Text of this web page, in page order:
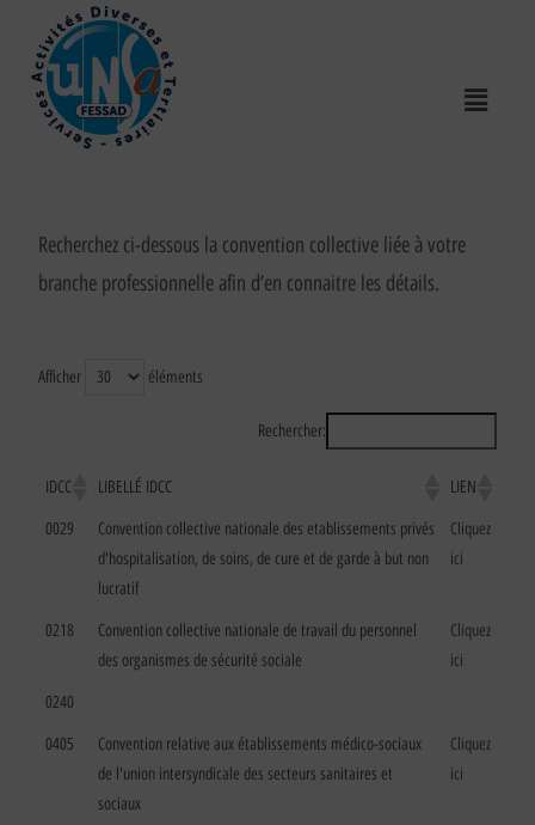
Recherchez ci-dessous la convention collective liée à votre
branche professionnelle afin d’en connaitre les détails.
Afficher éléments
Rechercher:
IDCC LIBELLÉ IDCC LIEN
0029
Convention collective nationale des etablissements privés
d'hospitalisation, de soins, de cure et de garde à but non
lucratif
Cliquez
ici
0218
Convention collective nationale de travail du personnel
des organismes de sécurité sociale
Cliquez
ici
0240
0405
Convention relative aux établissements médico-sociaux
de l'union intersyndicale des secteurs sanitaires et
sociaux
Cliquez
ici